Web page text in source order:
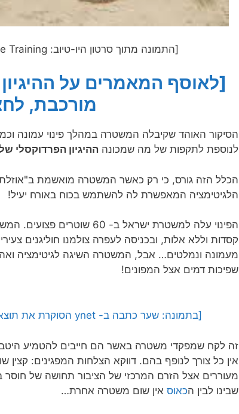
[התמונה מתוך סרטון היו-טיוב: Republic of Korea Riot Police Training]
[לאוסף המאמרים על
מורכבת,
הסיקור האוהד שקיבלה המשטרה במהלך פינוי עמונה
לנוספת לתקפות של מה שמכונה ההיגיון הפרדוקסלי
הכלל הזה גורס, כי רק כאשר המשטרה מואשמת
הלגיטימציה המאפשרת לה להשתמש בכוח באורח יעיל!
הפינוי עלה למשטרת ישראל ב-
קסדות וללא אלות, ובכניסה לעפרה צולמנו חוליגנים
מעמונה ונמלטים… אבל, המשטרה השיגה לגיטימציה
שפיכות דמים אצל המפונים!
[בתמונה: שער כתבה ב- ynet הסוקרת את תוצאות פינוי עמונה, ב- 2 בפברואר 2017]
זה לקח שמפקדי משטרה באשר הם חייבים להטמיע היטב.
אין כל צורך לנופף בהם. דווקא הצלחות המפגינים:
מעוררים אצל הזרם המרכזי של הציבור תחושה של חוסר
שבינו לבין הכאוס אין שום משטרה אחרת…